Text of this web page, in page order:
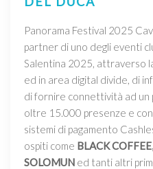
Panorama Festival 2025
partner di uno degli eventi
Salentina 2025, attraverso
ed in area digital divide, di
di fornire connettività ad
oltre 15.000 presenze e
sistemi di pagamento
ospiti come BLACK
SOLOMUN ed tanti altri